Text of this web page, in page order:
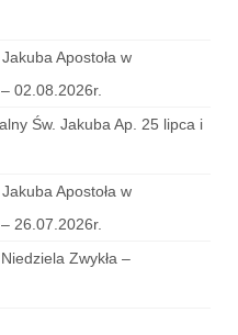
– Gr 1
– Gr 2
Apostoła w
02.08.2026r.
Św. Jakuba Ap. 25 lipca i
Apostoła w
26.07.2026r.
Zwykła –